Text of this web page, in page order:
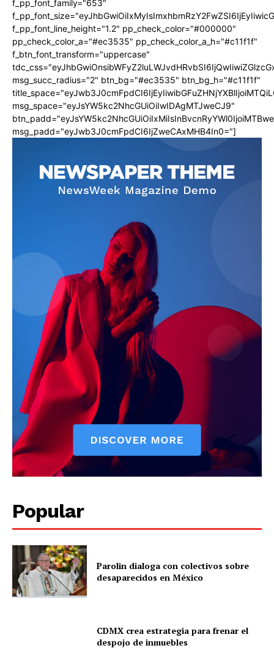
f_pp_font_family="653"
f_pp_font_line_height="1.2" pp_check_color="#000000"
pp_check_color_a="#ec3535" pp_check_color_a_h="#c11f1f"
f_btn_font_transform="uppercase"
msg_succ_radius="2" btn_bg="#ec3535" btn_bg_h="#c11f1f"
msg_space="eyJsYW5kc2NhcGUiOiIwIDAgMTJweCJ9"
msg_padd="eyJwb3J0cmFpdCI6IjZweCAxMHB4In0="]
Popular
Parolin dialoga con colectivos sobre
desaparecidos en México
CDMX crea estrategia para frenar el
despojo de inmuebles